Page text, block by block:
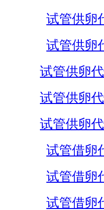
试管供卵
试管供卵
试管供卵
试管供卵
试管供卵
试管借卵
试管借卵
试管借卵